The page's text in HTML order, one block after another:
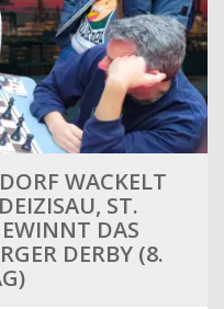
WACKELT
ST.
DAS
DERBY (8.